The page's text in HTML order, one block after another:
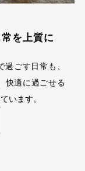
を上質に
ごす日常も、
快適に過ごせる
います。